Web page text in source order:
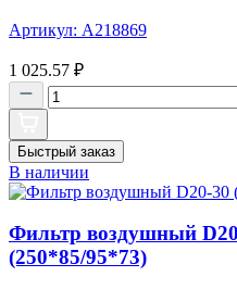
Артикул: A218869
1 025.57 ₽
Быстрый заказ
В наличии
Фильтр воздушный
(250*85/95*73)